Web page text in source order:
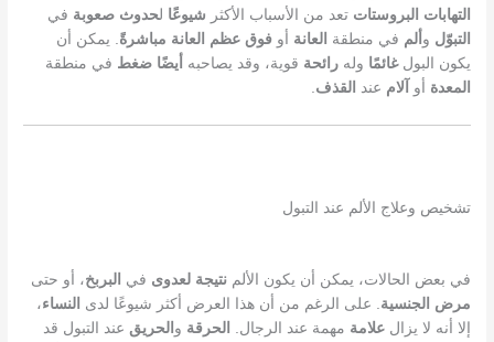
التهابات البروستات تعد من الأسباب الأكثر شيوعًا لحدوث صعوبة في
التبوّل و ألم في منطقة العانة أوفوق عظم العانة مباشرةً . يمكن أن
يكون البولغائمًا ولهرائحة قوية، وقد يصاحبه أيضًا ضغط في منطقة
المعدة أو آلام عند القذف
تشخيص وعلاج الألم عند التبول
في بعض الحالات، يمكن أن يكون الألمنتيجة لعدوى في البربخ، أو حتى
مرض الجنسية. على الرغم من أن هذا العرض أكثر شيوعًا لدى النساء،
إلا أنه لا يزالعلامة مهمة عند الرجال. الحرقة و الحريق عند التبول قد